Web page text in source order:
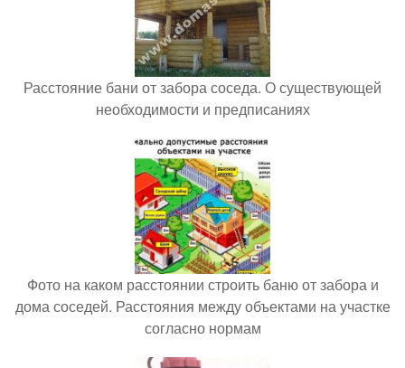
Расстояние бани от забора соседа. О существующей
необходимости и предписаниях
Фото на каком расстоянии строить баню от забора и
дома соседей. Расстояния между объектами на участке
согласно нормам